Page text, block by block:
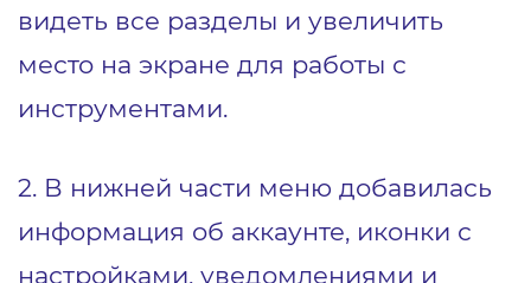
видеть все разделы и увеличить
место на экране для работы с
инструментами.
2. В нижней части меню добавилась
информация об аккаунте, иконки с
настройками, уведомлениями и